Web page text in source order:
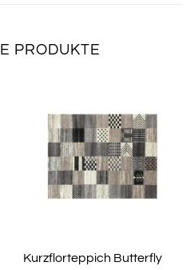
PRODUKTE
Kurzflorteppich Butterfly